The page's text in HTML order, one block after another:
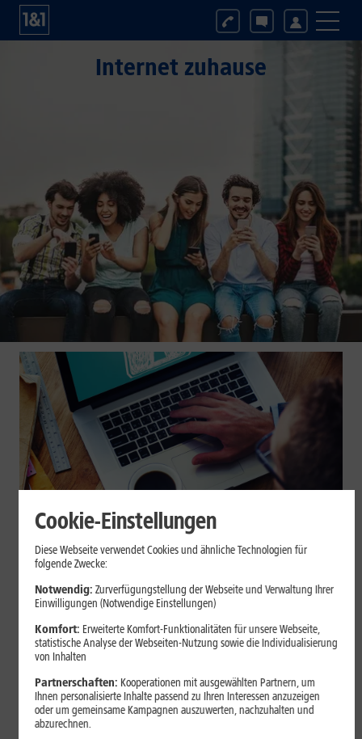
Internet zuhause
Internet zuhause
Browser-Erweiterungen sicher
nutzen: So erkennst Du
vertrauenswürdige Add-ons
Browser-Erweiterungen können praktisch sein, greifen aber je
nach Berechtigung tief in Deine Browserdaten ein. Der Beitrag
zeigt Dir, wie Du Add-ons vor der Installation prüfst und riskante
Erweiterungen erkennst.
Cookie-Einstellungen
Diese Webseite verwendet Cookies und ähnliche Technologien für
folgende Zwecke:
Notwendig: Zurverfügungstellung der Webseite und Verwaltung Ihrer
Einwilligungen (Notwendige Einstellungen)
Komfort: Erweiterte Komfort-Funktionalitäten für unsere Webseite,
statistische Analyse der Webseiten-Nutzung sowie die Individualisierung
von Inhalten
Partnerschaften: Kooperationen mit ausgewählten Partnern, um
Ihnen personalisierte Inhalte passend zu Ihren Interessen anzuzeigen
oder um gemeinsame Kampagnen auszuwerten, nachzuhalten und
abzurechnen.